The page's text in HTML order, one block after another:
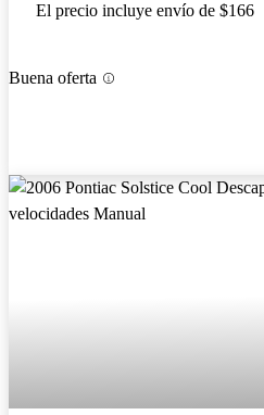
El precio incluye envío de $166
Buena oferta